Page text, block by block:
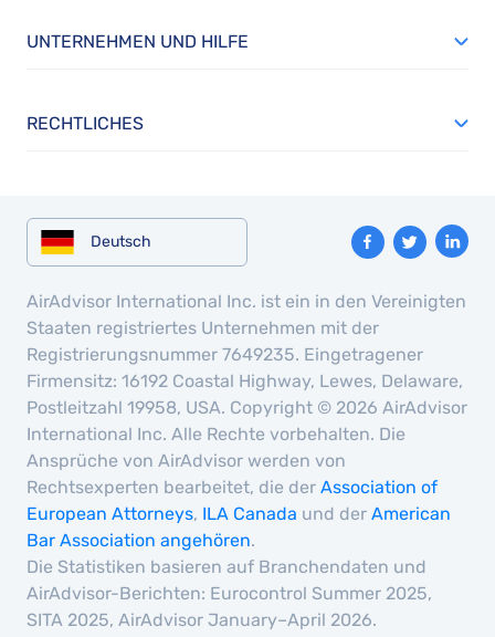
UNTERNEHMEN UND HILFE
RECHTLICHES
Deutsch
AirAdvisor International Inc. ist ein in den Vereinigten
Staaten registriertes Unternehmen mit der
Registrierungsnummer 7649235. Eingetragener
Firmensitz: 16192 Coastal Highway, Lewes, Delaware,
Postleitzahl 19958, USA. Copyright © 2026 AirAdvisor
International Inc. Alle Rechte vorbehalten. Die
Ansprüche von AirAdvisor werden von
Rechtsexperten bearbeitet, die der Association of
European Attorneys, ILA Canada und der American
Bar Association angehören.
Die Statistiken basieren auf Branchendaten und
AirAdvisor-Berichten: Eurocontrol Summer 2025,
SITA 2025, AirAdvisor January–April 2026.